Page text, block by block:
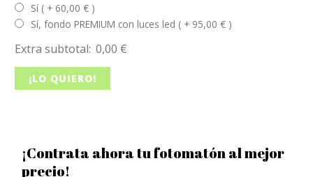
Sí ( + 60,00€ )
Sí, fondo PREMIUM con luces led ( + 95,00€ )
Extra subtotal: 0,00 €
¡LO QUIERO!
¡Contrata ahora tu fotomatón al mejor
precio!